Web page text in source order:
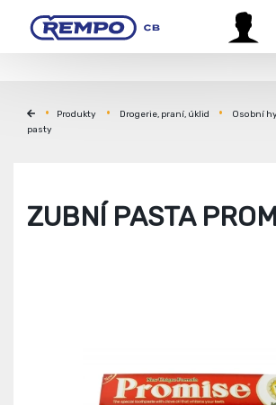
Produkty Drogerie, praní, úklid Osobní
pasty
ZUBNÍ PASTA